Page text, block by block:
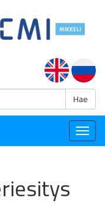
Hae